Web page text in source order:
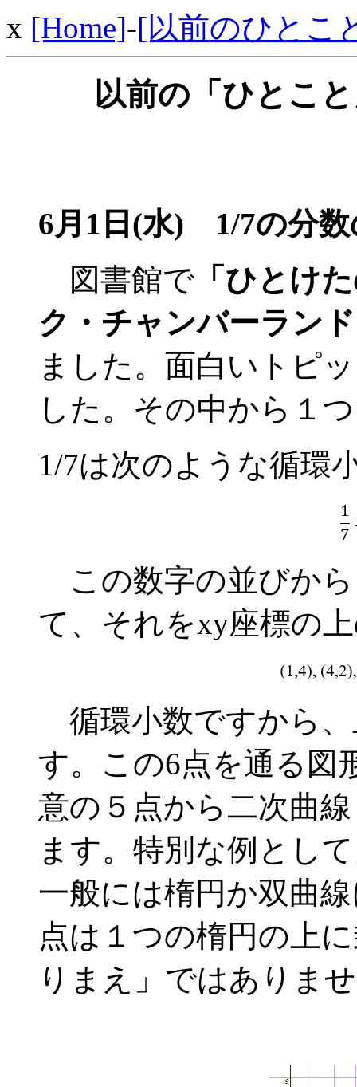
x [Home]-[以前のひとこ
以前の「ひとこ
6月1日(水) 1/7の分数
図書館で 「ひとけ
ク・チャンバーラン
ました。面白いトピ
した。その中から１
1/7は次のような循環
この数字の並びか
て、それをxy座標の
循環小数ですから
す。この6点を通る図
意の５点から二次曲
ます。特別な例とし
一般には楕円か双曲
点は１つの楕円の上
りまえ」ではありま